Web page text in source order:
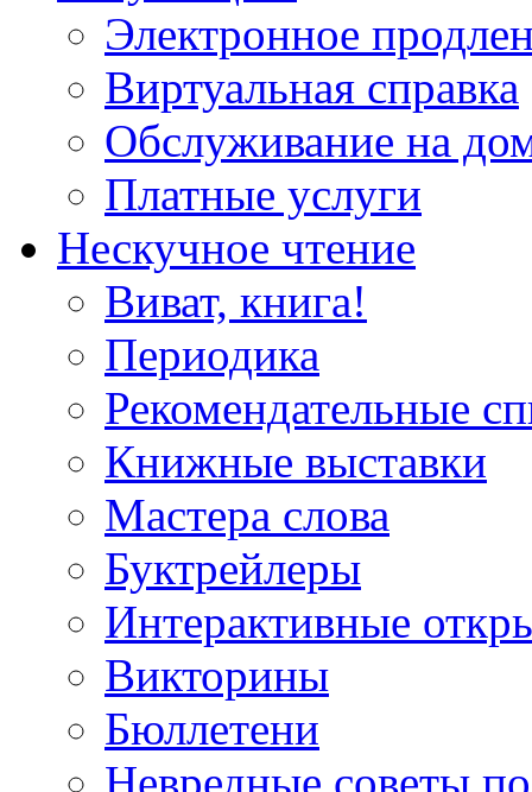
Электронное
Виртуальная справка
Обслуживание на
Платные услуги
Нескучное чтение
Виват, книга!
Периодика
Рекомендательные
Книжные выставки
Мастера слова
Буктрейлеры
Интерактивные
Викторины
Бюллетени
Невредные советы